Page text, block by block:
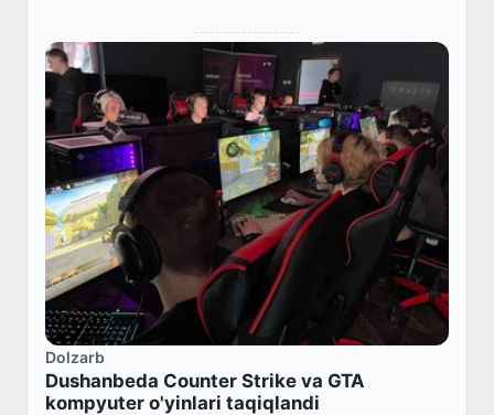
Dolzarb
Dushanbeda Counter Strike va GTA
kompyuter o'yinlari taqiqlandi